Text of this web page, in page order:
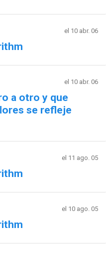
el 10 abr. 06
el 10 abr. 06
a otro y que
se refleje
el 11 ago. 05
el 10 ago. 05